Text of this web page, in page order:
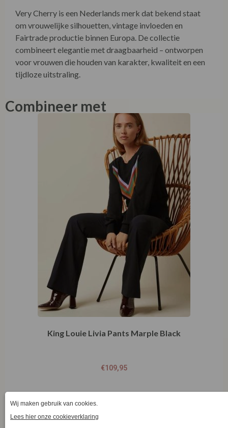
Very Cherry is een Nederlands merk dat bekend staat
om vrouwelijke silhouetten, vintage invloeden en
Fairtrade productie binnen Europa. De collectie
combineert elegantie met draagbaarheid – ontworpen
voor vrouwen die houden van karakter, kwaliteit en een
tijdloze uitstraling.
Combineer met
King Louie Livia Pants Marple Black
€109,95
Opties selecteren